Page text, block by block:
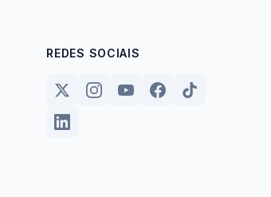
REDES SOCIAIS